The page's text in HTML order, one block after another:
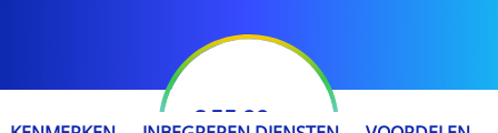
€ 55,99 / jaar